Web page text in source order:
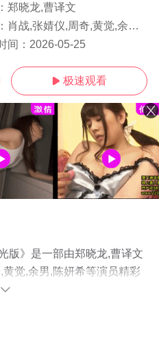
郑晓龙,曹译文
肖战,张婧仪,周奇,黄觉,余男,陈妍希
间： 2026-05-25
 极速观看
版》是一部由郑晓龙,曹译文
觉,余男,陈妍希等演员精彩
局剧情已揭晓（全20集），
豆瓣电视剧、电视猫或剧
